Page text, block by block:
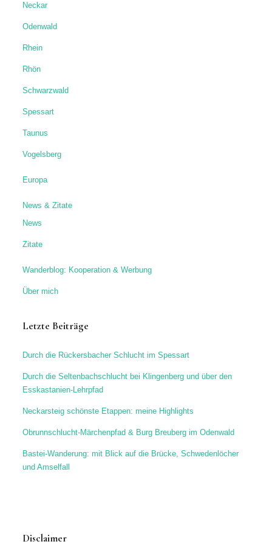
Neckar
Odenwald
Rhein
Rhön
Schwarzwald
Spessart
Taunus
Vogelsberg
Europa
News & Zitate
News
Zitate
Wanderblog: Kooperation & Werbung
Über mich
Letzte Beiträge
Durch die Rückersbacher Schlucht im Spessart
Durch die Seltenbachschlucht bei Klingenberg und über den
Esskastanien-Lehrpfad
Neckarsteig schönste Etappen: meine Highlights
Obrunnschlucht-Märchenpfad & Burg Breuberg im Odenwald
Bastei-Wanderung: mit Blick auf die Brücke, Schwedenlöcher
und Amselfall
Disclaimer